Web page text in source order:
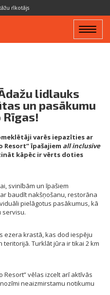
rīkotājs
Toggle
lidlauks
un pasākumu
varēs iepazīties ar
Resort” īpašajiem all inclusive
kāpēc ir vērts doties
svinībām un īpašiem
baudīt nakšņošanu, restorāna
pielāgotus pasākumus, kā
servisu.
ezera krastā, kas dod iespēju
Turklāt jūra ir tikai 2 km
Resort” vēlas izcelt arī aktīvās
neaizmirstamu notikumu